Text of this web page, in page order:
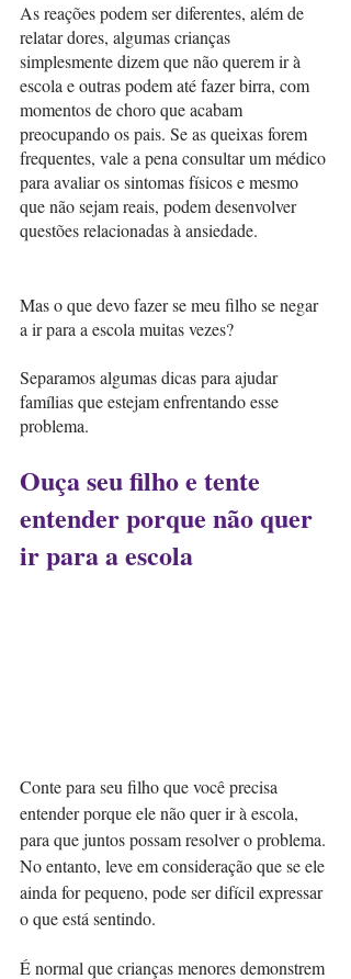
As reações podem ser diferentes, além de
relatar dores, algumas crianças
simplesmente dizem que não querem ir à
escola e outras podem até fazer birra, com
momentos de choro que acabam
preocupando os pais. Se as queixas forem
frequentes, vale a pena consultar um médico
para avaliar os sintomas físicos e mesmo
que não sejam reais, podem desenvolver
questões relacionadas à ansiedade.
Mas o que devo fazer se meu filho se negar
a ir para a escola muitas vezes?
Separamos algumas dicas para ajudar
famílias que estejam enfrentando esse
problema.
Ouça seu filho e tente
entender porque não quer
ir para a escola
Conte para seu filho que você precisa
entender porque ele não quer ir à escola,
para que juntos possam resolver o problema.
No entanto, leve em consideração que se ele
ainda for pequeno, pode ser difícil expressar
o que está sentindo.
É normal que crianças menores demonstrem